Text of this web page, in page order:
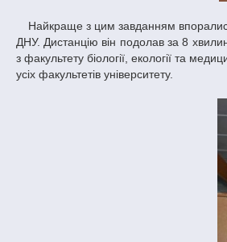
Найкраще з цим завданням впоралися Майстер спорту України Олександр Ткачук з факультету фізики, електроніки та комп’ютерних систем
ДНУ. Дистанцію він подолав за 8
з факультету біології, екології та
усіх факультетів університету.